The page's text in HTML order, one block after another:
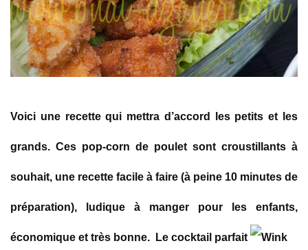
Voici une recette qui mettra d’accord les petits et les
grands. Ces pop-corn de poulet sont croustillants à
souhait, une recette facile à faire (à peine 10 minutes de
préparation), ludique à manger pour les enfants,
économique et très bonne. Le cocktail parfait